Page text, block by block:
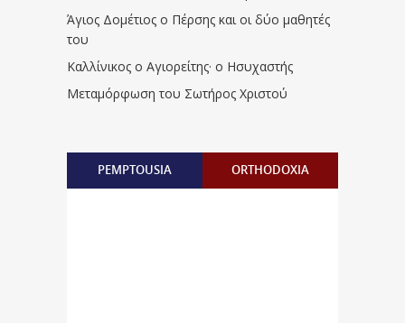
Άγιος Δομέτιος ο Πέρσης και οι δύο μαθητές
του
Καλλίνικος ο Αγιορείτης · ο Ησυχαστής
Μεταμόρφωση του Σωτήρος Χριστού
PEMPTOUSIA ORTHODOXIA